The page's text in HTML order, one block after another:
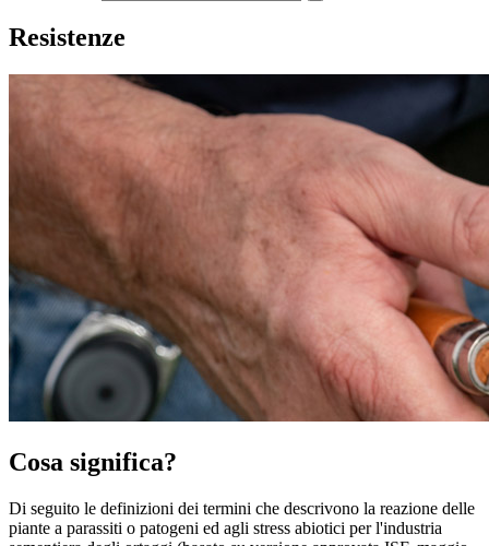
Resistenze
Cosa significa?
Di seguito le definizioni dei termini che descrivono la reazione delle
piante a parassiti o patogeni ed agli stress abiotici per l'industria